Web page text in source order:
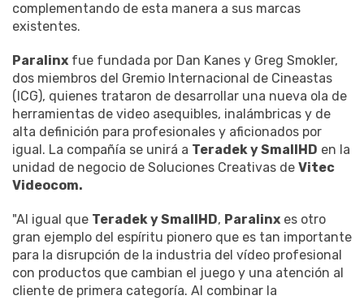
complementando de esta manera a sus marcas
existentes.
Paralinx fue fundada por Dan Kanes y Greg Smokler,
dos miembros del Gremio Internacional de Cineastas
(ICG), quienes trataron de desarrollar una nueva ola de
herramientas de video asequibles, inalámbricas y de
alta definición para profesionales y aficionados por
igual. La compañía se unirá a Teradek y SmallHD en la
unidad de negocio de Soluciones Creativas de Vitec
Videocom.
"Al igual que Teradek y SmallHD, Paralinx es otro
gran ejemplo del espíritu pionero que es tan importante
para la disrupción de la industria del vídeo profesional
con productos que cambian el juego y una atención al
cliente de primera categoría. Al combinar la